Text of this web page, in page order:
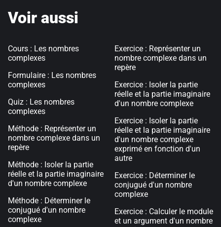
Voir aussi
Cours : Les nombres
complexes
Formulaire : Les nombres
complexes
Quiz : Les nombres
complexes
Méthode : Représenter un
nombre complexe dans un
repère
Méthode : Isoler la partie
réelle et la partie imaginaire
d'un nombre complexe
Méthode : Déterminer le
conjugué d'un nombre
complexe
Exercice : Représenter un
nombre complexe dans un
repère
Exercice : Isoler la partie
réelle et la partie imaginaire
d'un nombre complexe
Exercice : Isoler la partie
réelle et la partie imaginaire
d'un nombre complexe
exprimé en fonction d'un
autre
Exercice : Déterminer le
conjugué d'un nombre
complexe
Exercice : Calculer le module
et un argument d'un nombre